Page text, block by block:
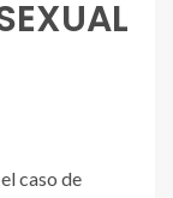
caso de